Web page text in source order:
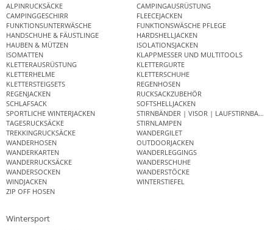
ALPINRUCKSÄCKE
CAMPINGAUSRÜSTUNG
CAMPINGGESCHIRR
FLEECEJACKEN
FUNKTIONSUNTERWÄSCHE
FUNKTIONSWÄSCHE PFLEGE
HANDSCHUHE & FÄUSTLINGE
HARDSHELLJACKEN
HAUBEN & MÜTZEN
ISOLATIONSJACKEN
ISOMATTEN
KLAPPMESSER UND MULTITOOLS
KLETTERAUSRÜSTUNG
KLETTERGURTE
KLETTERHELME
KLETTERSCHUHE
KLETTERSTEIGSETS
REGENHOSEN
REGENJACKEN
RUCKSACKZUBEHÖR
SCHLAFSACK
SOFTSHELLJACKEN
SPORTLICHE WINTERJACKEN
STIRNBÄNDER | VISOR | LAUFSTIRNBAND
TAGESRUCKSÄCKE
STIRNLAMPEN
TREKKINGRUCKSÄCKE
WANDERGILET
WANDERHOSEN
OUTDOORJACKEN
WANDERKARTEN
WANDERLEGGINGS
WANDERRUCKSÄCKE
WANDERSCHUHE
WANDERSOCKEN
WANDERSTÖCKE
WINDJACKEN
WINTERSTIEFEL
ZIP OFF HOSEN
Wintersport